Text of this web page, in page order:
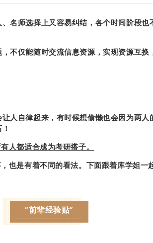
名师选择上又容易纠结，各个时间阶段
不仅能随时交流信息资源，实现资源互
人自律起来，有时候想偷懒也会因为两
人都适合成为考研搭子。
也是有着不同的看法。下面跟着库学姐一
“前辈经验贴”